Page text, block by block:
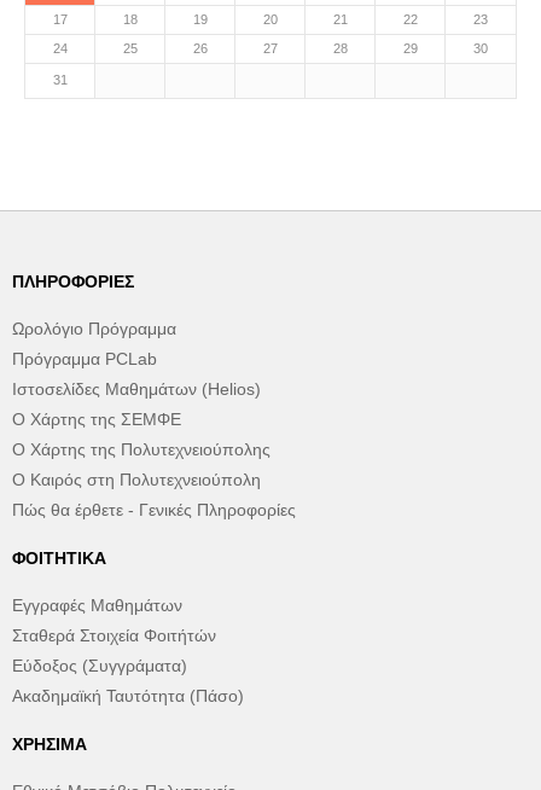
17 18 19 20 21 22
23
24
25 26 27 28 29 30
31
ΠΛΗΡΟΦΟΡΊΕΣ
Ωρολόγιο Πρόγραμμα
Πρόγραμμα PCLab
Ιστοσελίδες Μαθημάτων (Helios)
Ο Χάρτης της ΣΕΜΦΕ
Ο Χάρτης της Πολυτεχνειούπολης
Ο Καιρός στη Πολυτεχνειούπολη
Πώς θα έρθετε - Γενικές Πληροφορίες
ΦΟΙΤΗΤΙΚΆ
Εγγραφές Μαθημάτων
Σταθερά Στοιχεία Φοιτήτών
Εύδοξος (Συγγράματα)
Ακαδημαϊκή Ταυτότητα (Πάσο)
ΧΡΉΣΙΜΑ